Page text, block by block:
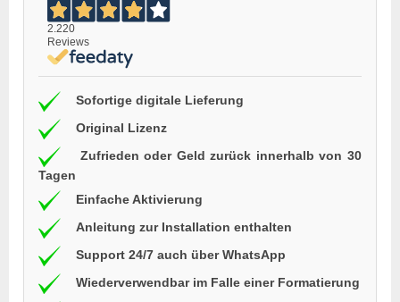
2.220
Reviews
Sofortige digitale Lieferung
Original Lizenz
Zufrieden oder Geld zurück innerhalb von 30
Tagen
Einfache Aktivierung
Anleitung zur Installation enthalten
Support 24/7 auch über WhatsApp
Wiederverwendbar im Falle einer Formatierung